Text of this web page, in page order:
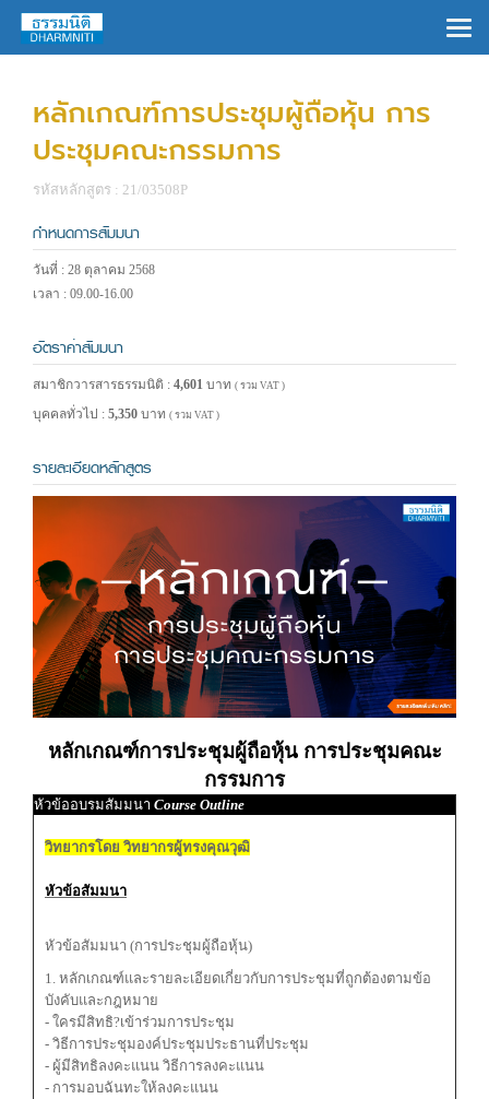
หลักเกณฑ์การประชุมผู้ถือหุ้น การ
ประชุมคณะกรรมการ
รหัสหลักสูตร : 21/03508P
กำหนดการสัมมนา
วันที่ : 28 ตุลาคม 2568
เวลา : 09.00-16.00
อัตราค่าสัมมนา
สมาชิกวารสารธรรมนิติ : 4,601 บาท ( รวม VAT )
บุคคลทั่วไป : 5,350 บาท ( รวม VAT )
รายละเอียดหลักสูตร
หลักเกณฑ์การประชุมผู้ถือหุ้น การประชุมคณะ
กรรมการ
หัวข้ออบรมสัมมนา Course Outline
วิทยากรโดย วิทยากรผู้ทรงคุณวุฒิ
หัวข้อสัมมนา
หัวข้อสัมมนา (การประชุมผู้ถือหุ้น)
1. หลักเกณฑ์และรายละเอียดเกี่ยวกับการประชุมที่ถูกต้องตามข้อ
บังคับและกฎหมาย
- ใครมีสิทธิ?เข้าร่วมการประชุม
- วิธีการประชุมองค์ประชุมประธานที่ประชุม
- ผู้มีสิทธิลงคะแนน วิธีการลงคะแนน
- การมอบฉันทะให้ลงคะแนน
×